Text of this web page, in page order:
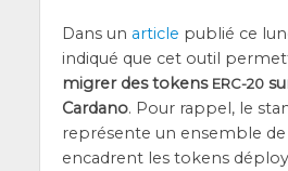
Dans un article publié ce
indi­qué que cet outil
migrer des tokens ERC-20
Car­da­no. Pour rap­pel, le
repré­sente un ensemble
encadrent les tokens